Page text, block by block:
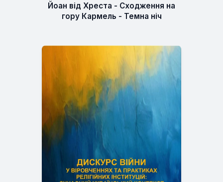
Йоан від Хреста - Сходження на
гору Кармель - Темна ніч